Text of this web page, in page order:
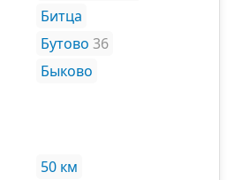
Битца
Бутово 36
Быково
50 км